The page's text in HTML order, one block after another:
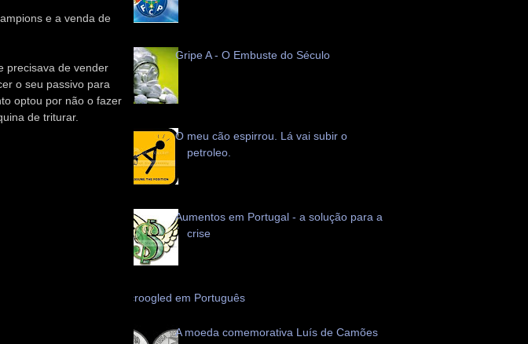
e a venda de
precisava de vender
o seu passivo para
optou por não o fazer
de triturar.
Gripe A - O Embuste do Século
O meu cão espirrou. Lá vai subir o
petroleo.
Aumentos em Portugal - a solução para a
crise
Scroogled em Português
A moeda comemorativa Luís de Camões